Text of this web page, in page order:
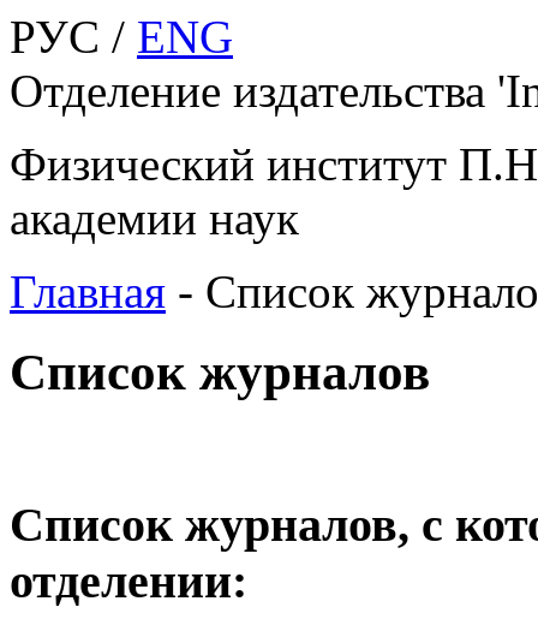
РУС / ENG
Отделение издательства
Физический институт
академии наук
Главная - Список
Список журналов
Список журналов, с
отделении: